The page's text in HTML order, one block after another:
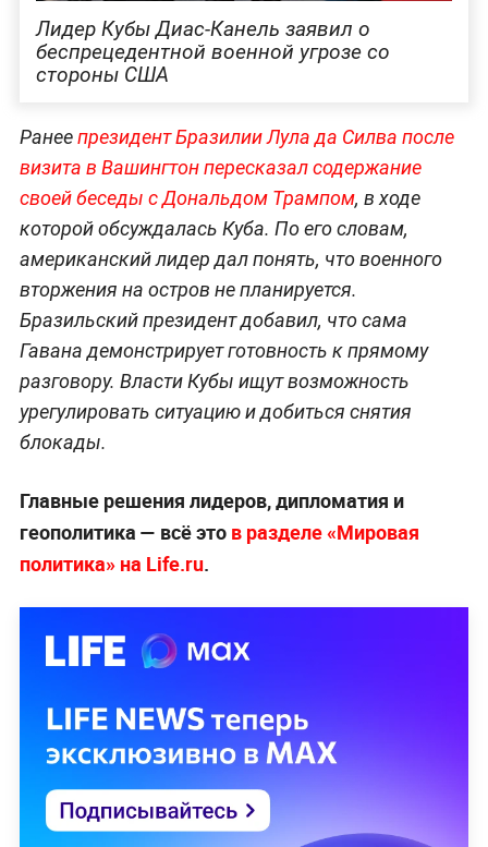
Лидер Кубы Диас-Канель заявил о
беспрецедентной военной угрозе со
стороны США
Ранеепрезидент Бразилии Лула да Силва после
визита в Вашингтон пересказал содержание
своей беседы с Дональдом Трампом, в ходе
которой обсуждалась Куба. По его словам,
американский лидер дал понять, что военного
вторжения на остров не планируется.
Бразильский президент добавил, что сама
Гавана демонстрирует готовность к прямому
разговору. Власти Кубы ищут возможность
урегулировать ситуацию и добиться снятия
блокады.
Главные решения лидеров, дипломатия и
геополитика — всё это в разделе «Мировая
политика» на Life.ru.